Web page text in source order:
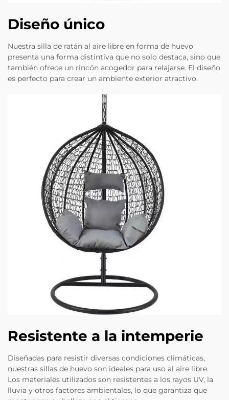
Diseño único
Nuestra silla de ratán al aire libre en forma de huevo
presenta una forma distintiva que no solo destaca, sino que
también ofrece un rincón acogedor para relajarse. El diseño
es perfecto para crear un ambiente exterior atractivo.
Resistente a la intemperie
Diseñadas para resistir diversas condiciones climáticas,
nuestras sillas de huevo son ideales para uso al aire libre.
Los materiales utilizados son resistentes a los rayos UV, la
lluvia y otros factores ambientales, lo que garantiza que